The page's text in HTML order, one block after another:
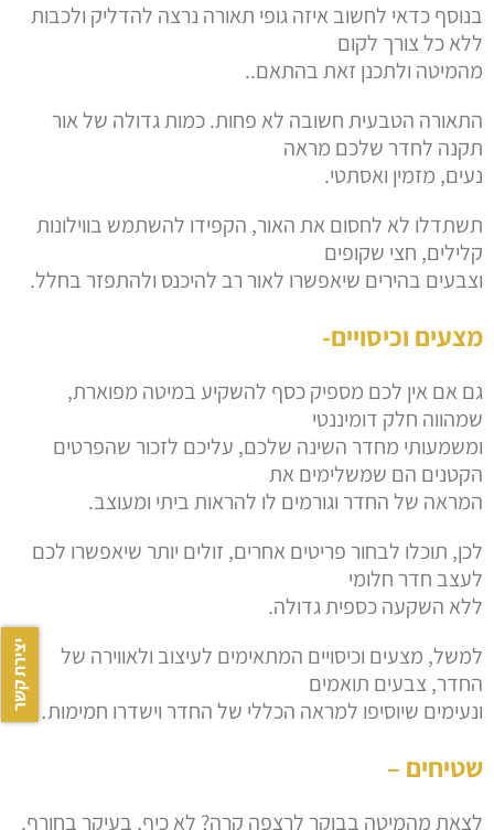
בנוסף כדאי לחשוב איזה גופי תאורה נרצה להדליק ולכבות
ללא כל צורך לקום
מהמיטה ולתכנן זאת בהתאם..
התאורה הטבעית חשובה לא פחות. כמות גדולה של אור
תקנה לחדר שלכם מראה
נעים, מזמין ואסתטי.
תשתדלו לא לחסום את האור, הקפידו להשתמש בווילונות
קלילים, חצי שקופים
וצבעים בהירים שיאפשרו לאור רב להיכנס ולהתפזר בחלל.
מצעים וכיסויים-
גם אם אין לכם מספיק כסף להשקיע במיטה מפוארת,
שמהווה חלק דומיננטי
ומשמעותי מחדר השינה שלכם, עליכם לזכור שהפרטים
הקטנים הם שמשלימים את
המראה של החדר וגורמים לו להראות ביתי ומעוצב.
לכן, תוכלו לבחור פריטים אחרים, זולים יותר שיאפשרו לכם
לעצב חדר חלומי
ללא השקעה כספית גדולה.
למשל, מצעים וכיסויים המתאימים לעיצוב ולאווירה של
החדר, צבעים תואמים
ונעימים שיוסיפו למראה הכללי של החדר וישדרו חמימות…
שטיחים –
לצאת מהמיטה בבוקר לרצפה קרה? לא כיף, בעיקר בחורף.
יצירת קשר